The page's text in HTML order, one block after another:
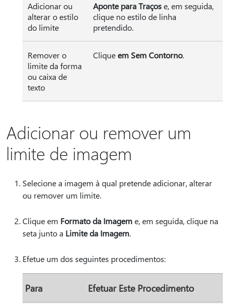
Adicionar ou
alterar o estilo
do limite
Aponte para Traçose, em seguida,
clique no estilo de linha
pretendido.
Remover o
limite da forma
ou caixa de
texto
Cliqueem Sem Contorno.
Adicionar ou remover um
limite de imagem
Selecione a imagem à qual pretende adicionar, alterar
ou remover um limite.
Clique em Formato da Imageme, em seguida, clique na
seta junto a Limite da Imagem.
Efetue um dos seguintes procedimentos:
Para Efetuar Este Procedimento